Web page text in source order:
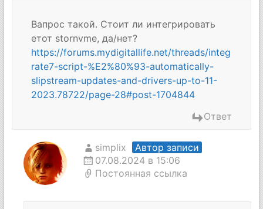
Вапрос такой. Стоит ли интегрировать
етот stornvme, да/нет?
https://forums.mydigitallife.net/threads/integ
rate7-script-%E2%80%93-automatically-
slipstream-updates-and-drivers-up-to-11-
2023.78722/page-28#post-1704844
Ответ
simplix
Автор записи
07.08.2024 в 15:06
Постоянная ссылка